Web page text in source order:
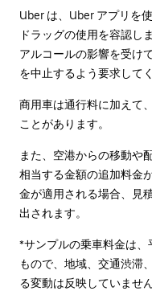
Uber は、Uber アプリを
ドラッグの使用を容認し
アルコールの影響を受け
を中止するよう要求して
商用車は通行料に加えて
ことがあります。
また、空港からの移動や
相当する金額の追加料金
金が適用される場合、見
出されます。
*サンプルの乗車料金は、
もので、地域、交通渋滞
る変動は反映していませ